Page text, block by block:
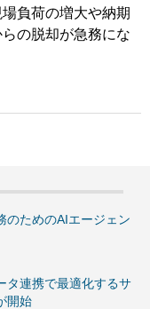
負荷の増大や納期
の脱却が急務にな
のためのAIエージェン
タ連携で最適化するサ
開始